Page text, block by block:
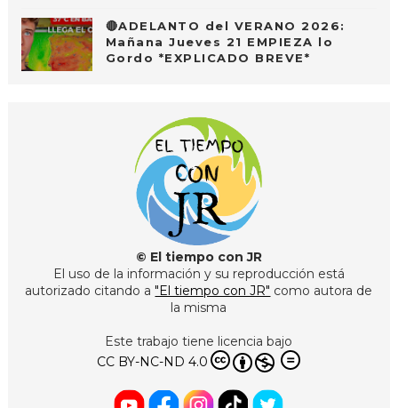
🔴ADELANTO del VERANO 2026:
Mañana Jueves 21 EMPIEZA lo
Gordo *EXPLICADO BREVE*
© El tiempo con JR
El uso de la información y su reproducción está
autorizado citando a "El tiempo con JR" como autora de
la misma
Este trabajo tiene licencia bajo
CC BY-NC-ND 4.0